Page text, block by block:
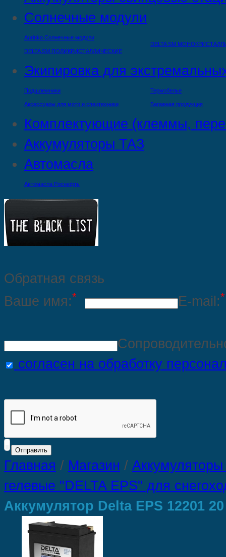
Солнечные модули
Aurinko Солнечные модули
DELTA SM ПОЛИКРИСТАЛЛИЧЕСКИЕ
DELTA SM
Экипировка для
Подшлемники
Аксессуары для мото и спецтехники
Термобелье
Багажная продукция
Комплектующие (клеммы,
Аккумуляторы ТАЗ
Автомасла
Автомасла Роснефть
Обратная связь
Ваше имя:* E-mail:*
согласен на обработку
Главная / Магазин /
гелевые "DELTA EPS" для
Аккумулятор Delta EPS 12201